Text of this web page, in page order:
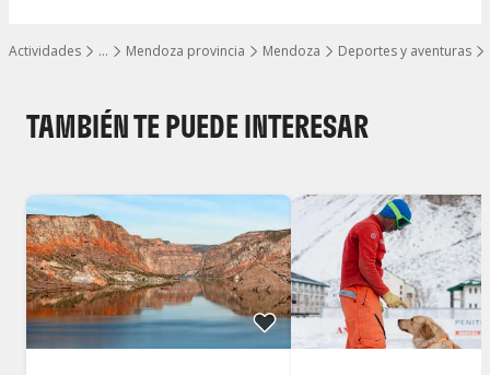
…
Mostrar todos los niveles
Actividades Mendoza provincia Mendoza Deportes y aventuras
TAMBIÉN TE PUEDE INTERESAR